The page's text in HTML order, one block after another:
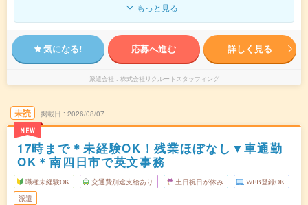
もっと見る
気になる! 応募へ進む 詳しく見る
派遣会社 株式会社リクルートスタッフィング
未読
NEW
掲載日 2026/08/07
17時まで＊未経験OK！残業ほぼなし▼車通勤
OK＊南四日市で英文事務
職種未経験OK 交通費別途支給あり 土日祝日が休み WEB登録OK
派遣